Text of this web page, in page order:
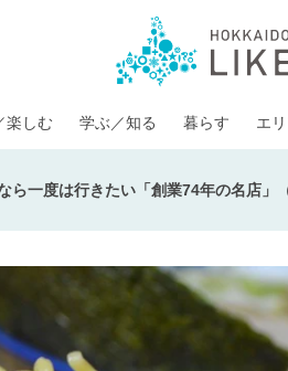
楽しむ 学ぶ／知る 暮らす エ
ら一度は行きたい「創業74年の名店」